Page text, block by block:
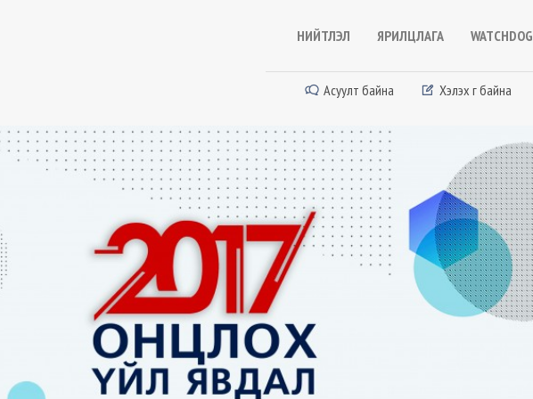
НИЙТЛЭЛ ЯРИЛЦЛАГА WATCHDOG
Асуулт байна Хэлэх үг байна